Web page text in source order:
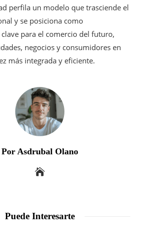
perfila un modelo que trasciende el
y se posiciona como
para el comercio del futuro,
negocios y consumidores en
más integrada y eficiente.
Por Asdrubal Olano
Puede Interesarte